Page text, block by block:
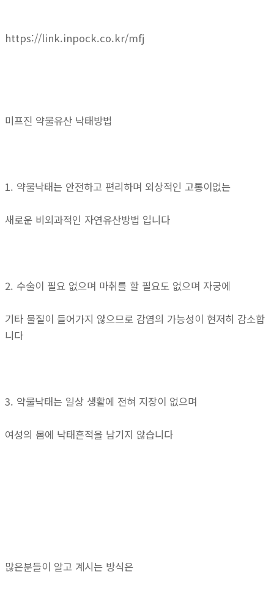
https://link.inpock.co.kr/mfj
미프진 약물유산 낙태방법
1. 약물낙태는 안전하고 편리하며 외상적인 고통이없는
새로운 비외과적인 자연유산방법 입니다
2. 수술이 필요 없으며 마취를 할 필요도 없으며 자궁에
기타 물질이 들어가지 않으므로 감염의 가능성이 현저히 감소합
니다
3. 약물낙태는 일상 생활에 전혀 지장이 없으며
여성의 몸에 낙태흔적을 남기지 않습니다
많은분들이 알고 계시는 방식은